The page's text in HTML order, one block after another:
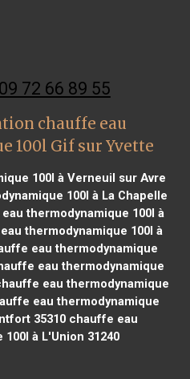
72 66 89 55
chauffe eau
100l Gif sur Yvette
100l à Verneuil sur Avre
100l à La Chapelle
thermodynamique 100l à
thermodynamique 100l à
eau thermodynamique
eau thermodynamique
eau thermodynamique
eau thermodynamique
35310chauffe eau
à L'Union 31240